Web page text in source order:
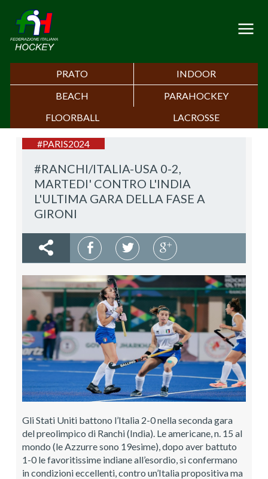
PRATO
INDOOR
BEACH
PARAHOCKEY
FLOORBALL
LACROSSE
#RANCHI/ITALIA-USA 0-2,
MARTEDI' CONTRO L'INDIA
L'ULTIMA GARA DELLA FASE A
GIRONI
#PARIS2024
Gli Stati Uniti battono l’Italia 2-0 nella seconda gara
del preolimpico di Ranchi (India). Le americane, n. 15 al
mondo (le Azzurre sono 19esime), dopo aver battuto
1-0 le favoritissime indiane all’esordio, si confermano
in condizioni eccellenti, contro un’Italia propositiva ma